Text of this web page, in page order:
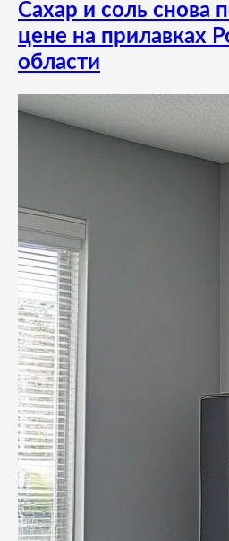
Сахар и соль снова
цене на прилавках
области